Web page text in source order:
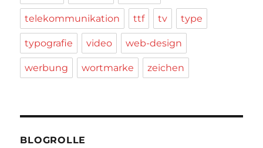
telekommunikation ttf tv type
typografie video web-design
werbung wortmarke zeichen
BLOGROLLE